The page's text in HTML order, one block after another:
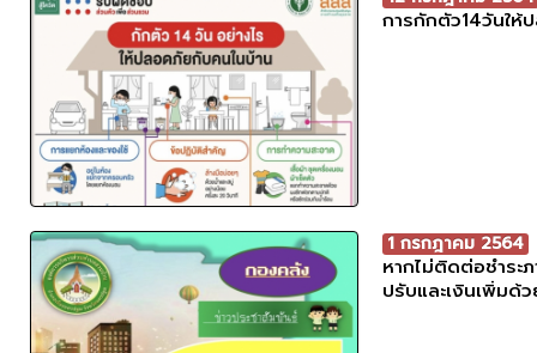
การกักตัว14วันให้
1 กรกฎาคม 2564
หากไม่ติดต่อชำระ
ปรับและเงินเพิ่มด้ว